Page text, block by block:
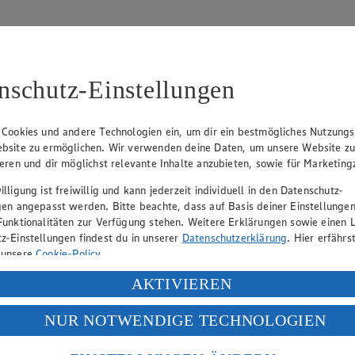
gewährt Ihnen jedoch das Recht, den auf dieser Website
und Vervielfältigung von Bildmaterial oder Grafiken aus
verantwortlich. Firma und Anschriften unserer
hin, dass wir nicht an einem Streitbeilegungsverfahren vor einer
Einstellungen
und andere Technologien ein, um dir ein bestmögliches
zu ermöglichen. Wir verwenden deine Daten, um unsere Website zu
und dir möglichst relevante Inhalte anzubieten, sowie für
ist freiwillig und kann jederzeit individuell in den Datenschutz-
angepasst werden. Bitte beachte, dass auf Basis deiner
zur Verfügung stehen. Weitere Erklärungen sowie einen
Einstellungen findest du in unserer Datenschutzerklärung. Hier
Cookie-Policy.
deiner personenbezogenen Daten in den USA durch Facebook und
„Aktivieren“ klickst, willigst du im Sinne des Art. 49 Abs. 1 Satz 1 lit.
Daten in den USA verarbeitet werden. Der EuGH sieht die USA als
europäischen Standards nicht angemessenen Datenschutzniveau an. Es
AKTIVIEREN
NUR NOTWENDIGE TECHNOLOGIEN